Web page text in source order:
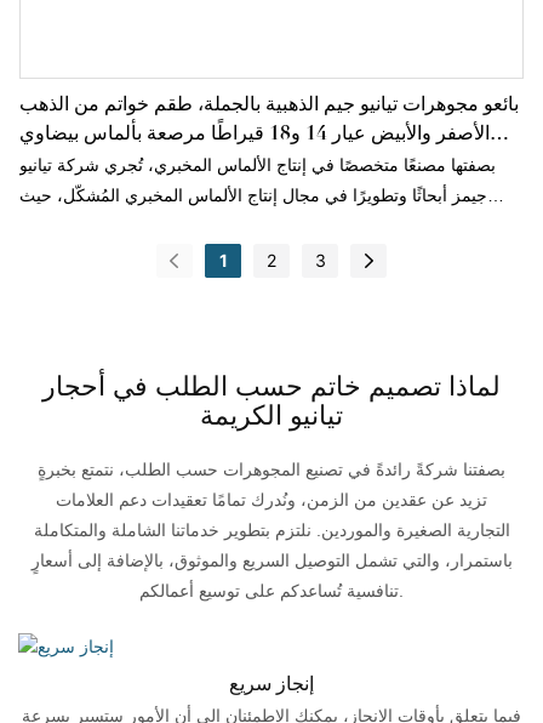
بائعو مجوهرات تيانيو جيم الذهبية بالجملة، طقم خواتم من الذهب
الأصفر والأبيض عيار 14 و18 قيراطًا مرصعة بألماس بيضاوي
الشكل مصنّع مخبريًا
بصفتها مصنعًا متخصصًا في إنتاج الألماس المخبري، تُجري شركة تيانيو
جيمز أبحاثًا وتطويرًا في مجال إنتاج الألماس المخبري المُشكّل، حيث
1 2 3
لماذا تصميم خاتم حسب الطلب في أحجار
تيانيو الكريمة
بصفتنا شركةً رائدةً في تصنيع المجوهرات حسب الطلب، نتمتع بخبرةٍ
تزيد عن عقدين من الزمن، ونُدرك تمامًا تعقيدات دعم العلامات
التجارية الصغيرة والموردين. نلتزم بتطوير خدماتنا الشاملة والمتكاملة
باستمرار، والتي تشمل التوصيل السريع والموثوق، بالإضافة إلى أسعارٍ
إنجاز سريع
فيما يتعلق بأوقات الإنجاز، يمكنك الاطمئنان إلى أن الأمور ستسير بسرعة